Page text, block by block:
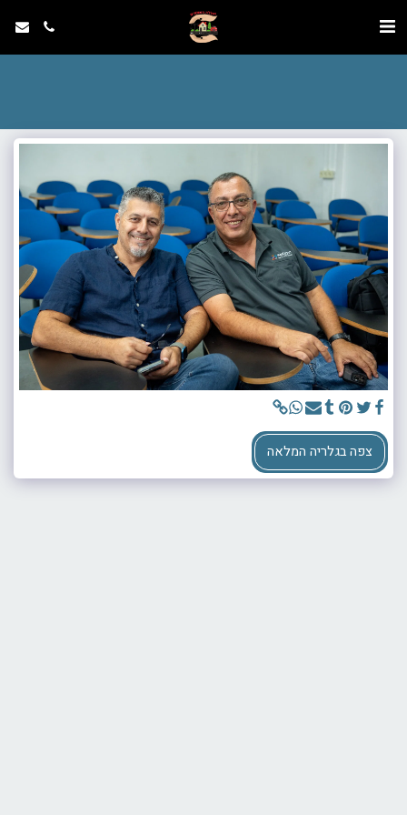
צפה בגלריה המלאה